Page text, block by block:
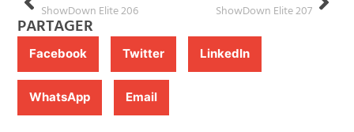
ShowDown Elite 206 ShowDown Elite 207
PARTAGER
Facebook Twitter LinkedIn
WhatsApp Email